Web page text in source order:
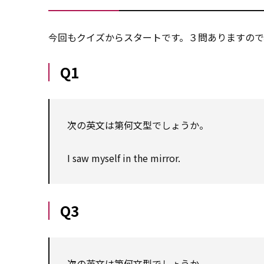
今回もクイズからスタートです。３問ありますので
Q1
次の英文は第何文型でしょうか。
I saw myself in the mirror.
Q3